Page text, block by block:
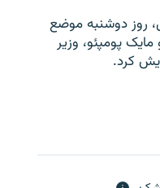
روز دوشنبه موضع
پومپئو، وزیر
کرد.